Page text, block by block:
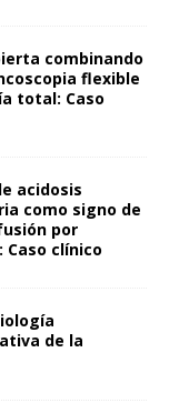
combinando
flexible
total: Caso
acidosis
como signo de
por
clínico
de la